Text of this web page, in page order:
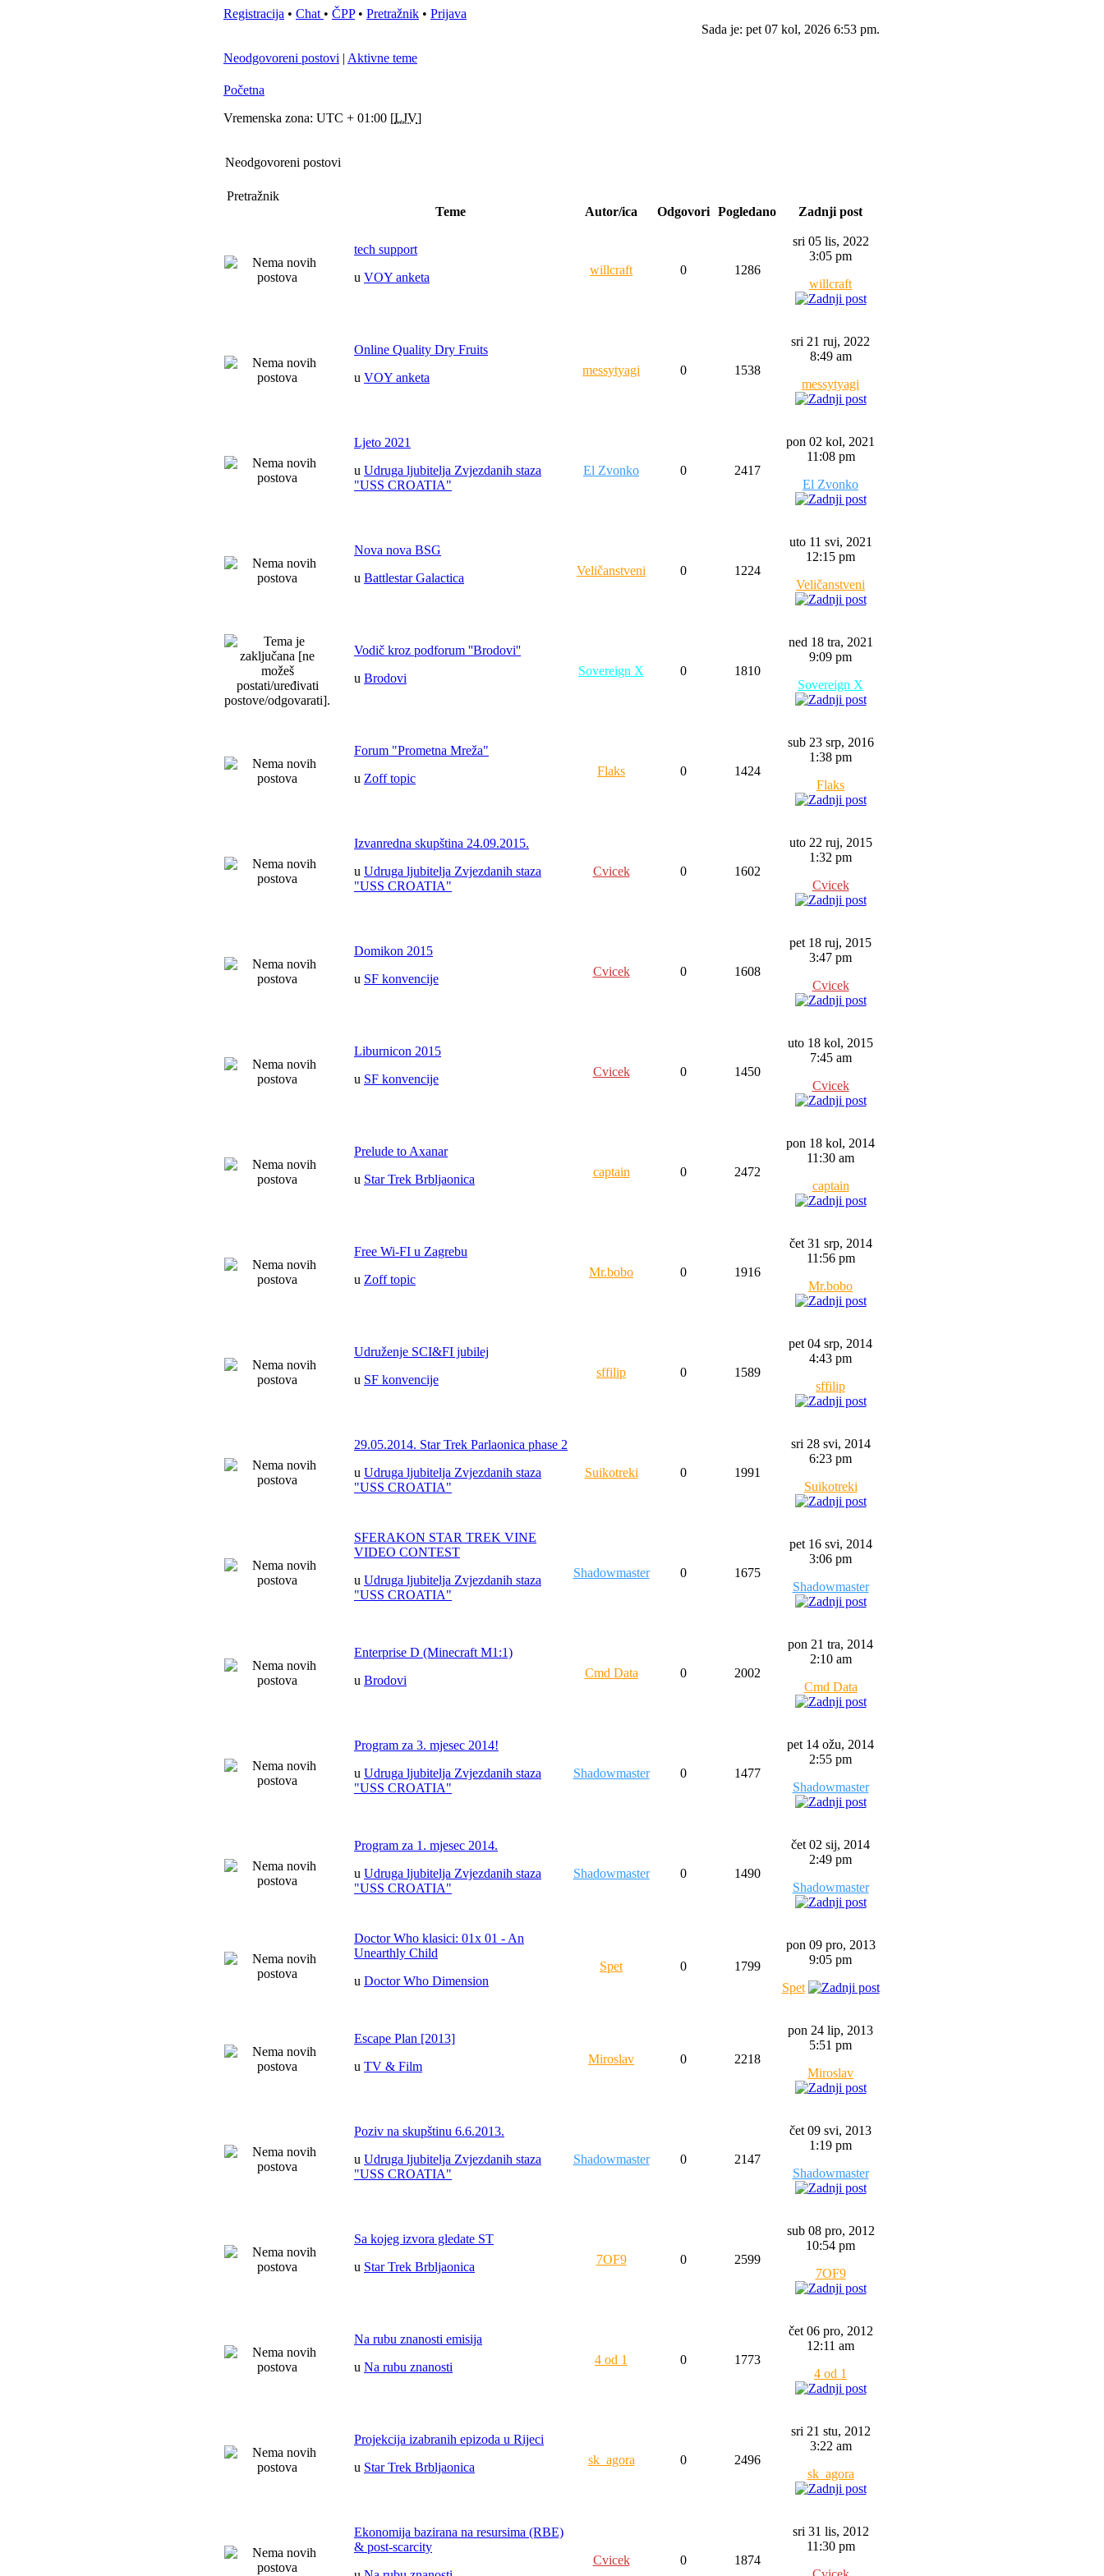
Registracija • Chat • ČPP• Pretražnik • Prijava
Sada je: pet 07 kol, 2026 6:53 pm.
Neodgovoreni postovi | Aktivne teme
Početna
Vremenska zona: UTC + 01:00 [LJV]
Neodgovoreni postovi
Pretražnik
Teme
Autor/ica Odgovori Pogledano Zadnji post
tech support
u VOY anketa
willcraft 0 1286
sri 05 lis, 2022
3:05 pm
willcraft
Online Quality Dry Fruits
u VOY anketa
messytyagi 0 1538
sri 21 ruj, 2022
8:49 am
messytyagi
Ljeto 2021
u Udruga ljubitelja Zvjezdanih staza
"USS CROATIA"
El Zvonko 0 2417
pon 02 kol, 2021
11:08 pm
El Zvonko
Nova nova BSG
u Battlestar Galactica
Veličanstveni 0 1224
uto 11 svi, 2021
12:15 pm
Veličanstveni
Vodič kroz podforum ''Brodovi''
u Brodovi
Sovereign X 0 1810
ned 18 tra, 2021
9:09 pm
Sovereign X
Forum "Prometna Mreža"
u Zoff topic
Flaks 0 1424
sub 23 srp, 2016
1:38 pm
Flaks
Izvanredna skupština 24.09.2015.
u Udruga ljubitelja Zvjezdanih staza
"USS CROATIA"
Cvicek 0 1602
uto 22 ruj, 2015
1:32 pm
Cvicek
Domikon 2015
u SF konvencije
Cvicek 0 1608
pet 18 ruj, 2015
3:47 pm
Cvicek
Liburnicon 2015
u SF konvencije
Cvicek 0 1450
uto 18 kol, 2015
7:45 am
Cvicek
Prelude to Axanar
u Star Trek Brbljaonica
captain 0 2472
pon 18 kol, 2014
11:30 am
captain
Free Wi-FI u Zagrebu
u Zoff topic
Mr.bobo 0 1916
čet 31 srp, 2014
11:56 pm
Mr.bobo
Udruženje SCI&FI jubilej
u SF konvencije
sffilip 0 1589
pet 04 srp, 2014
4:43 pm
sffilip
29.05.2014. Star Trek Parlaonica phase 2
u Udruga ljubitelja Zvjezdanih staza
"USS CROATIA"
Suikotreki 0 1991
sri 28 svi, 2014
6:23 pm
Suikotreki
SFERAKON STAR TREK VINE
VIDEO CONTEST
u Udruga ljubitelja Zvjezdanih staza
"USS CROATIA"
Shadowmaster 0 1675
pet 16 svi, 2014
3:06 pm
Shadowmaster
Enterprise D (Minecraft M1:1)
u Brodovi
Cmd Data 0 2002
pon 21 tra, 2014
2:10 am
Cmd Data
Program za 3. mjesec 2014!
u Udruga ljubitelja Zvjezdanih staza
"USS CROATIA"
Shadowmaster 0 1477
pet 14 ožu, 2014
2:55 pm
Shadowmaster
Program za 1. mjesec 2014.
u Udruga ljubitelja Zvjezdanih staza
"USS CROATIA"
Shadowmaster 0 1490
čet 02 sij, 2014
2:49 pm
Shadowmaster
Doctor Who klasici: 01x 01 - An
Unearthly Child
u Doctor Who Dimension
Spet 0 1799
pon 09 pro, 2013
9:05 pm
Spet
Escape Plan [2013]
u TV & Film
Miroslav 0 2218
pon 24 lip, 2013
5:51 pm
Miroslav
Poziv na skupštinu 6.6.2013.
u Udruga ljubitelja Zvjezdanih staza
"USS CROATIA"
Shadowmaster 0 2147
čet 09 svi, 2013
1:19 pm
Shadowmaster
Sa kojeg izvora gledate ST
u Star Trek Brbljaonica
7OF9 0 2599
sub 08 pro, 2012
10:54 pm
7OF9
Na rubu znanosti emisija
u Na rubu znanosti
4 od 1 0 1773
čet 06 pro, 2012
12:11 am
4 od 1
Projekcija izabranih epizoda u Rijeci
u Star Trek Brbljaonica
sk_agora 0 2496
sri 21 stu, 2012
3:22 am
sk_agora
Ekonomija bazirana na resursima (RBE)
& post-scarcity
Cvicek 0 1874
sri 31 lis, 2012
11:30 pm